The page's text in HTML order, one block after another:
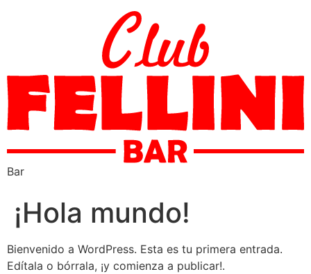
Bar
¡Hola mundo!
Bienvenido a WordPress. Esta es tu primera entrada.
Edítala o bórrala, ¡y comienza a publicar!.